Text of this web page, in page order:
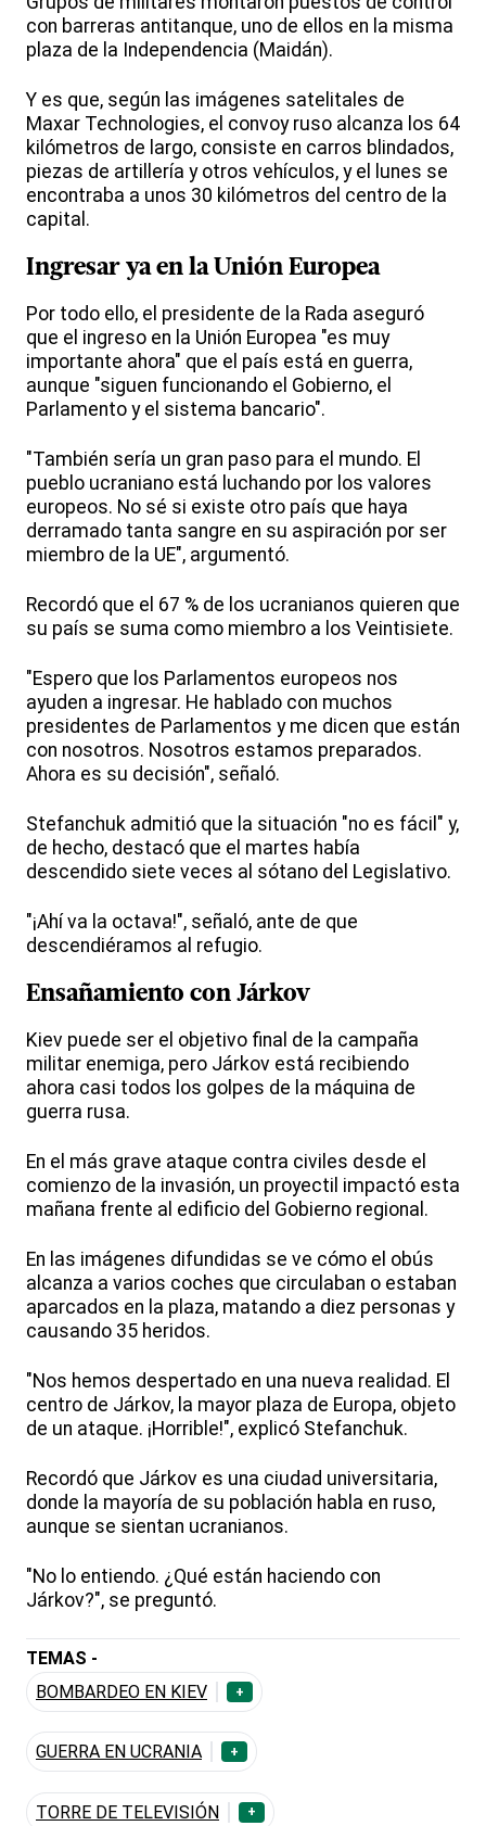
con barreras antitanque, uno de ellos en la misma
plaza de la Independencia (Maidán).
Y es que, según las imágenes satelitales de
Maxar Technologies, el convoy ruso alcanza los 64
kilómetros de largo, consiste en carros blindados,
piezas de artillería y otros vehículos, y el lunes se
encontraba a unos 30 kilómetros del centro de la
capital.
Ingresar ya en la Unión Europea
Por todo ello, el presidente de la Rada aseguró
que el ingreso en la Unión Europea "es muy
importante ahora" que el país está en guerra,
aunque "siguen funcionando el Gobierno, el
Parlamento y el sistema bancario".
"También sería un gran paso para el mundo. El
pueblo ucraniano está luchando por los valores
europeos. No sé si existe otro país que haya
derramado tanta sangre en su aspiración por ser
miembro de la UE", argumentó.
Recordó que el 67 % de los ucranianos quieren que
su país se suma como miembro a los Veintisiete.
"Espero que los Parlamentos europeos nos
ayuden a ingresar. He hablado con muchos
presidentes de Parlamentos y me dicen que están
con nosotros. Nosotros estamos preparados.
Ahora es su decisión", señaló.
Stefanchuk admitió que la situación "no es fácil" y,
de hecho, destacó que el martes había
descendido siete veces al sótano del Legislativo.
"¡Ahí va la octava!", señaló, ante de que
descendiéramos al refugio.
Ensañamiento con Járkov
Kiev puede ser el objetivo final de la campaña
militar enemiga, pero Járkov está recibiendo
ahora casi todos los golpes de la máquina de
guerra rusa.
En el más grave ataque contra civiles desde el
comienzo de la invasión, un proyectil impactó esta
mañana frente al edificio del Gobierno regional.
En las imágenes difundidas se ve cómo el obús
alcanza a varios coches que circulaban o estaban
aparcados en la plaza, matando a diez personas y
causando 35 heridos.
"Nos hemos despertado en una nueva realidad. El
centro de Járkov, la mayor plaza de Europa, objeto
de un ataque. ¡Horrible!", explicó Stefanchuk.
Recordó que Járkov es una ciudad universitaria,
donde la mayoría de su población habla en ruso,
aunque se sientan ucranianos.
"No lo entiendo. ¿Qué están haciendo con
Járkov?", se preguntó.
TEMAS -
BOMBARDEO EN KIEV
+
GUERRA EN UCRANIA +
TORRE DE TELEVISIÓN +